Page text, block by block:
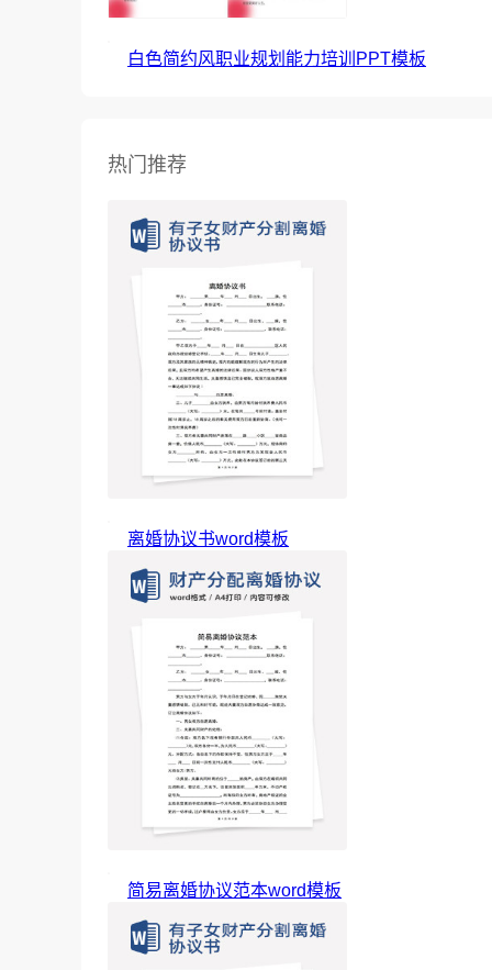
白色简约风职业规划能力培训PPT模板
热门推荐
离婚协议书word模板
简易离婚协议范本word模板